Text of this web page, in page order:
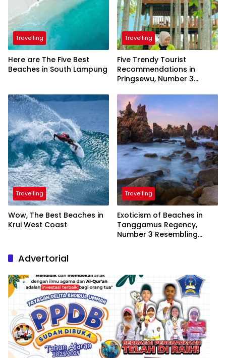
Travelling
Here are The Five Best
Beaches in South Lampung
Travelling
Five Trendy Tourist
Recommendations in
Pringsewu, Number 3
President
Travelling
Wow, The Best Beaches in
Krui West Coast
Travelling
Exoticism of Beaches in
Tanggamus Regency,
Number 3 Resembling
Advertorial